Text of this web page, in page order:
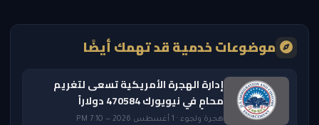
موضوعات خدمية قد تهمك أيضًا
إدارة الهجرة الأمريكية تسعى لتغريم
محامٍ في نيويورك 470584 دولاراً
هجرة ولجوء · 1 أغسطس 2026 — 7:10 PM